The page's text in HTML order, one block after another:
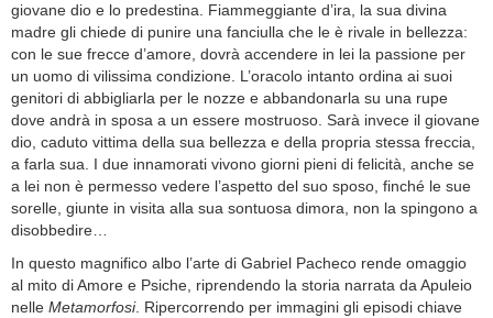
giovane dio e lo predestina. Fiammeggiante d’ira, la sua divina
madre gli chiede di punire una fanciulla che le è rivale in bellezza:
con le sue frecce d’amore, dovrà accendere in lei la passione per
un uomo di vilissima condizione. L’oracolo intanto ordina ai suoi
genitori di abbigliarla per le nozze e abbandonarla su una rupe
dove andrà in sposa a un essere mostruoso. Sarà invece il giovane
dio, caduto vittima della sua bellezza e della propria stessa freccia,
a farla sua. I due innamorati vivono giorni pieni di felicità, anche se
a lei non è permesso vedere l’aspetto del suo sposo, finché le sue
sorelle, giunte in visita alla sua sontuosa dimora, non la spingono a
disobbedire…
In questo magnifico albo l’arte di Gabriel Pacheco rende omaggio
al mito di Amore e Psiche, riprendendo la storia narrata da Apuleio
nelle Metamorfosi. Ripercorrendo per immagini gli episodi chiave